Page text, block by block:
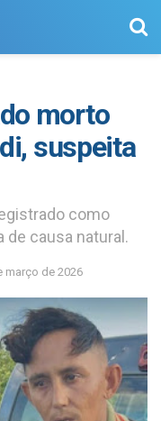
morto
suspeita
como
causa natural.
março de 2026